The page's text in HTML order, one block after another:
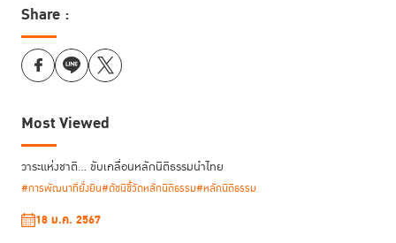
ที่มีความหมายแตกต่างกันไป เพื่อสะท้อนตัวตนและเส้นทางชีวิตของผู้หญิง
แต่ละคน งานนิทรรศการนี้จัดแสดงที่ Vienna International Centre
Share :
Most Viewed
วาระแห่งชาติ… ขับเคลื่อนหลักนิติธรรมนำไทย
#การพัฒนาที่ยั่งยืน#ดัชนีชี้วัดหลักนิติธรรม#หลักนิติธรรม
18 ม.ค. 2567